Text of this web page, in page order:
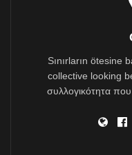
Araştırmaya sadece
katılırken, bekar
olabilmek uğruna
olduğunu belirtiyor.
Yaşamın pahalı
maaşları birleştirerek
2012 yılından bu yana
Sınırların ötesine
collective looking
συλλογικότητα